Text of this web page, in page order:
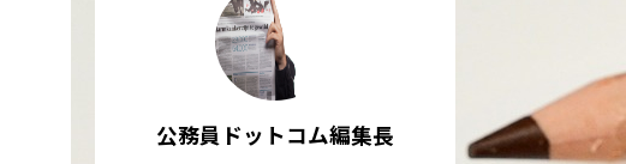
公務員ドットコム編集長